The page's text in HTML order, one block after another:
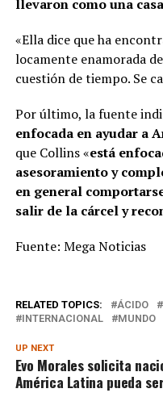
llevaron como una
«Ella dice que ha
locamente enamorada
cuestión de tiempo. Se
Por último, la fuente
enfocada en ayudar a
que Collins «está
asesoramiento y
en general
salir de la cárcel y
Fuente: Mega Noticias
RELATED TOPICS: ÁCIDO
INTERNACIONAL
MUNDO
UP NEXT
Evo Morales solicita
América Latina pueda